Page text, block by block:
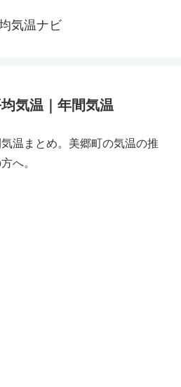
気温ナビ
気温｜年間気温
温まとめ。美郷町の気温の推
へ。